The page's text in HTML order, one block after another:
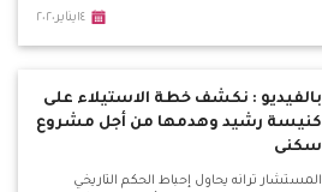
١٤يناير٢٠٢٠
بالفيديو : نكشف خطة الاستيلاء على
كنيسة رشيد وهدمها من أجل مشروع
سكنى
المستشار ترانه يحاول إحباط الحكم التاريخي